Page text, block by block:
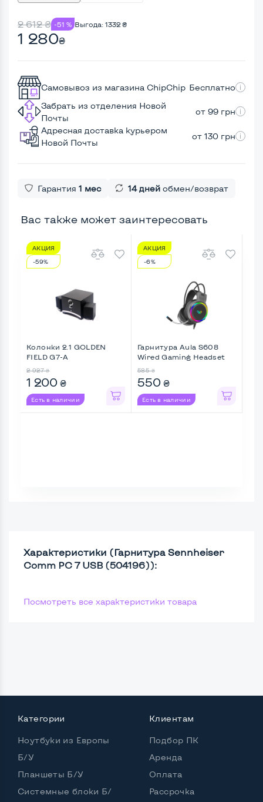
2 612₴ -51 % Выгода: 1332 ₴
1 280₴
Самовывоз из магазина ChipChip Бесплатно
Забрать из отделения Новой
Почты
от 99 грн
Адресная доставка курьером
Новой Почты
от 130 грн
Гарантия 1 мес 14 дней обмен/возврат
Вас также может заинтересовать
АКЦИЯ
-59%
Колонки 2.1 GOLDEN
FIELD G7-A
2 927 ₴
1 200 ₴
Есть в наличии
АКЦИЯ
-6%
Гарнитура Aula S608
Wired Gaming Headset
585 ₴
550 ₴
Есть в наличии
Характеристики (Гарнитура Sennheiser
Comm PC 7 USB (504196)):
Посмотреть все характеристики товара
Категории
Ноутбуки из Европы
Б/У
Планшеты Б/У
Системные блоки Б/
Клиентам
Подбор ПК
Аренда
Оплата
Рассрочка